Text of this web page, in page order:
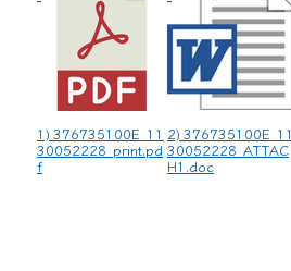
1) 376735100E_11
30052228_print.pd
f
2) 376735100E_11
30052228_ATTAC
H1.doc